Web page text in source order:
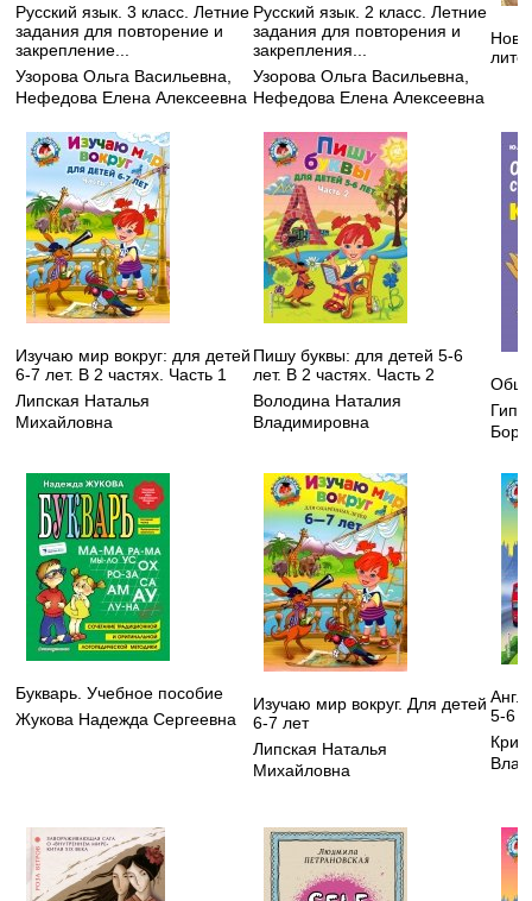
Русский язык. 3 класс. Летние
задания для повторение и
закрепление...
Узорова Ольга Васильевна
Нефедова Елена Алексеевна
Русский язык. 2 класс. Летние
задания для повторения и
закрепления...
Узорова Ольга Васильевна
Нефедова Елена Алексеевна
Изучаю мир вокруг: для детей
6-7 лет. В 2 частях. Часть 1
Липская Наталья
Михайловна
Пишу буквы: для детей 5-6
лет. В 2 частях. Часть 2
Володина Наталия
Владимировна
Букварь. Учебное пособие
Жукова Надежда Сергеевна
Изучаю мир вокруг. Для детей
6-7 лет
Липская Наталья
Михайловна
5-6